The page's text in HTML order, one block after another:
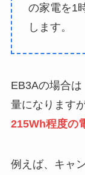
の家電を1
します。
EB3Aの場合
量になりますが
215Wh程度の
例えば、キャ